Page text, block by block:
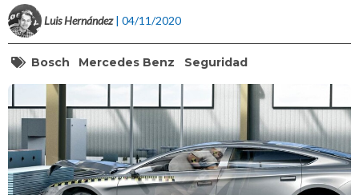
Luis Hernández | 04/11/2020
Bosch Mercedes Benz Seguridad